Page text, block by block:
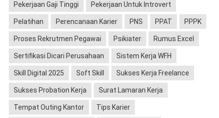
Pekerjaan Gaji Tinggi Pekerjaan Untuk Introvert
Pelatihan Perencanaan Karier PNS PPAT PPPK
Proses Rekrutmen Pegawai Psikiater Rumus Excel
Sertifikasi Dicari Perusahaan Sistem Kerja WFH
Skill Digital 2025 Soft Skill Sukses Kerja Freelance
Sukses Probation Kerja Surat Lamaran Kerja
Tempat Outing Kantor Tips Karier